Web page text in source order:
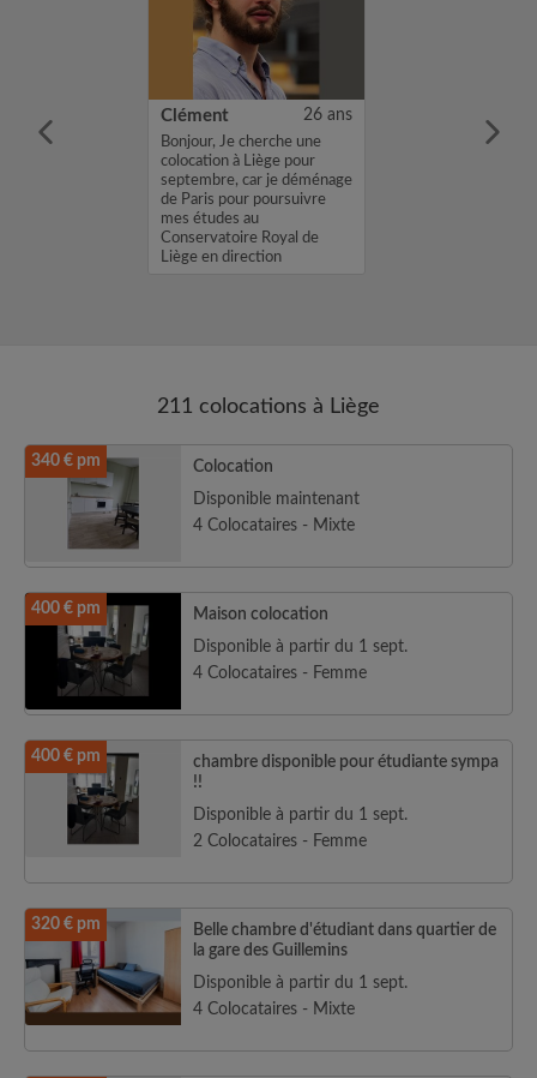
ouvrier de
Clément 26 ans
Bonjour, Je cherche une
colocation à Liège pour
septembre, car je déménage
de Paris pour poursuivre
mes études au
Conservatoire Royal de
Liège en direction
211 colocations à Liège
340 € pm
Colocation
Disponible maintenant
4 Colocataires - Mixte
400 € pm
Maison colocation
Disponible à partir du 1 sept.
4 Colocataires - Femme
400 € pm
chambre disponible pour étudiante sympa
!!
Disponible à partir du 1 sept.
2 Colocataires - Femme
320 € pm
Belle chambre d'étudiant dans quartier de
la gare des Guillemins
Disponible à partir du 1 sept.
4 Colocataires - Mixte